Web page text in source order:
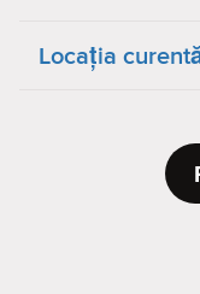
Locaţia